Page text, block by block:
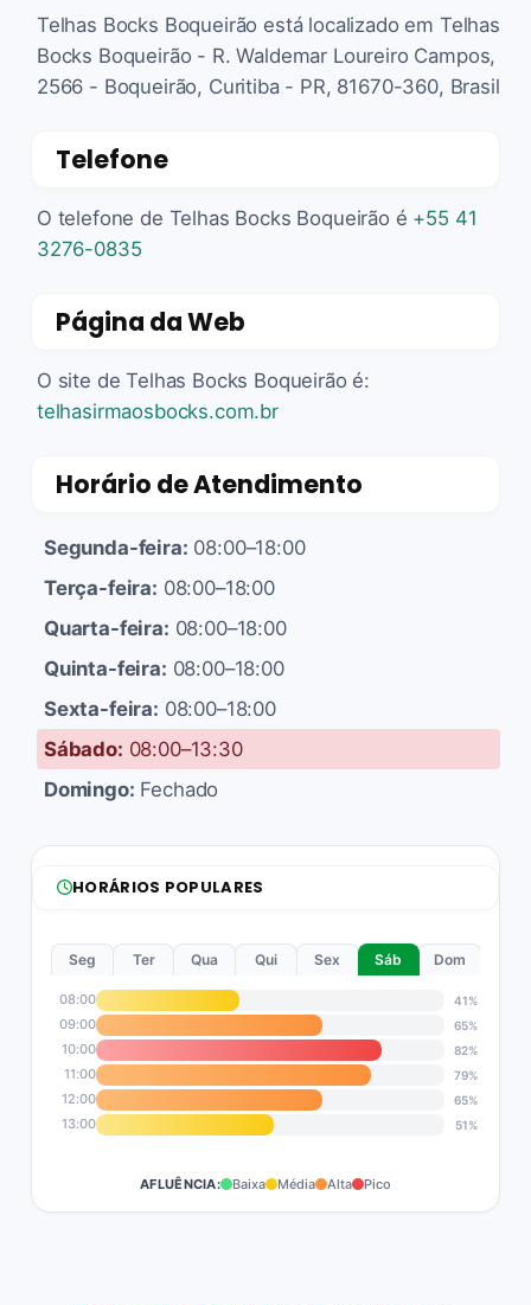
Telhas Bocks Boqueirão está localizado em Telhas
Bocks Boqueirão - R. Waldemar Loureiro Campos,
2566 - Boqueirão, Curitiba - PR, 81670-360, Brasil
Telefone
O telefone de Telhas Bocks Boqueirão é +55 41
3276-0835
Página da Web
O site de Telhas Bocks Boqueirão é:
telhasirmaosbocks.com.br
Horário de Atendimento
Segunda-feira: 08:00–18:00
Terça-feira: 08:00–18:00
Quarta-feira: 08:00–18:00
Quinta-feira: 08:00–18:00
Sexta-feira: 08:00–18:00
Sábado: 08:00–13:30
Domingo: Fechado
HORÁRIOS POPULARES
Seg Ter Qua Qui Sex Sáb Dom
08:00 41%
09:00 65%
10:00 82%
11:00 79%
12:00 65%
13:00 51%
AFLUÊNCIA: Baixa Média Alta Pico